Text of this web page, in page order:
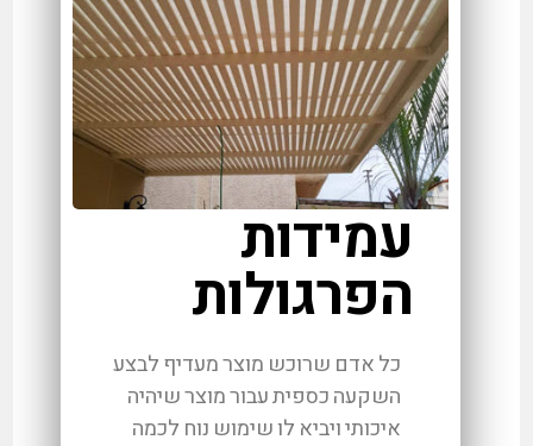
עמידות
הפרגולות
כל אדם שרוכש מוצר מעדיף לבצע
השקעה כספית עבור מוצר שיהיה
איכותי ויביא לו שימוש נוח לכמה